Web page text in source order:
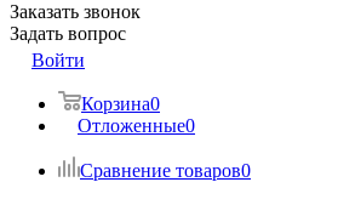
Заказать звонок
Задать вопрос
Войти
Корзина0
Отложенные0
Сравнение товаров0